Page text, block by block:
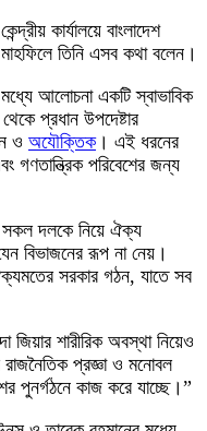
কার্যালয়ে বাংলাদেশ
তিনি এসব কথা বলেন।
আলোচনা একটি স্বাভাবিক
প্রধান উপদেষ্টার
ও অযৌক্তিক। এই ধরনের
গণতান্ত্রিক পরিবেশের জন্য
সকল দলকে নিয়ে ঐক্য
বিভাজনের রূপ না নেয়।
সরকার গঠন, যাতে সব
জিয়ার শারীরিক অবস্থা নিয়েও
প্রজ্ঞা ও মনোবল
পুনর্গঠনে কাজ করে যাচ্ছে।”